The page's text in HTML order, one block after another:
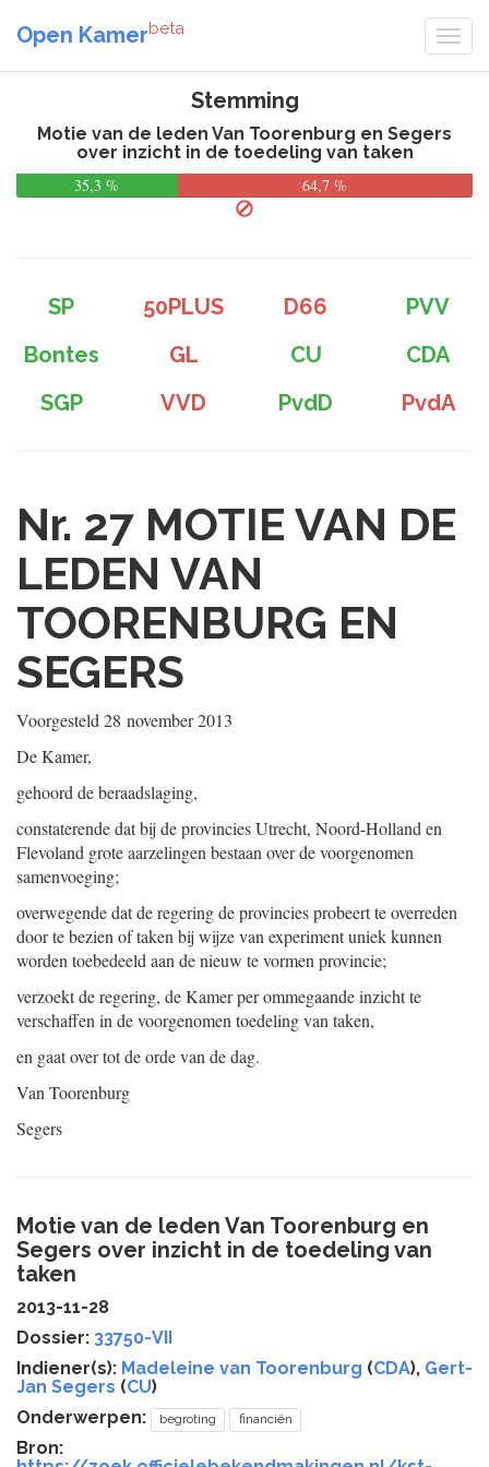
Open Kamerbeta
Stemming
Motie van de leden Van Toorenburg en Segers
over inzicht in de toedeling van taken
35,3 %
64,7 %
SP 50PLUS D66
PVV
Bontes
GL CU
CDA
SGP
VVD PvdD PvdA
Nr. 27 MOTIE VAN DE
LEDEN VAN
TOORENBURG EN
SEGERS
Voorgesteld 28 november 2013
De Kamer,
gehoord de beraadslaging,
constaterende dat bij de provincies Utrecht, Noord-Holland en
Flevoland grote aarzelingen bestaan over de voorgenomen
samenvoeging;
overwegende dat de regering de provincies probeert te overreden
door te bezien of taken bij wijze van experiment uniek kunnen
worden toebedeeld aan de nieuw te vormen provincie;
verzoekt de regering, de Kamer per ommegaande inzicht te
verschaffen in de voorgenomen toedeling van taken,
en gaat over tot de orde van de dag.
Van Toorenburg
Segers
Motie van de leden Van Toorenburg en
Segers over inzicht in de toedeling van
taken
2013-11-28
Dossier: 33750-VII
Indiener(s): Madeleine van Toorenburg (CDA), Gert-
Jan Segers (CU)
Onderwerpen:
begroting financiën
Bron: